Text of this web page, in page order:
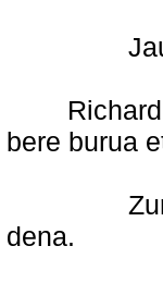
Jauna,
bere burua
Zurea
dena.